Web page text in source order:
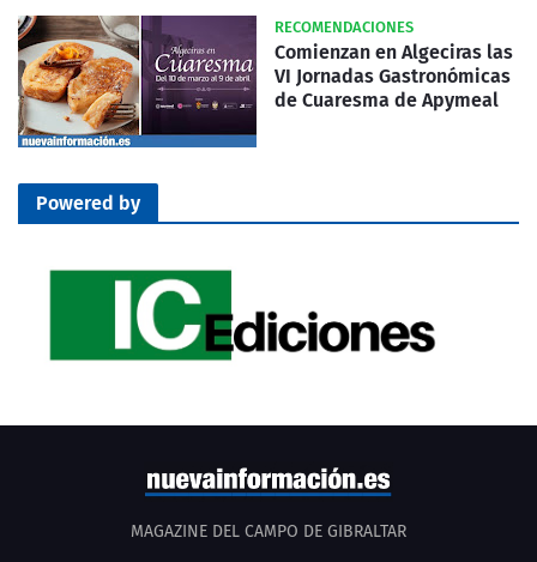
RECOMENDACIONES
Comienzan en Algeciras las
VI Jornadas Gastronómicas
de Cuaresma de Apymeal
Powered by
MAGAZINE DEL CAMPO DE GIBRALTAR